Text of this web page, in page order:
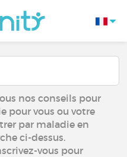
nos conseils pour
pour vous ou votre
par maladie en
ci-dessus.
vous pour